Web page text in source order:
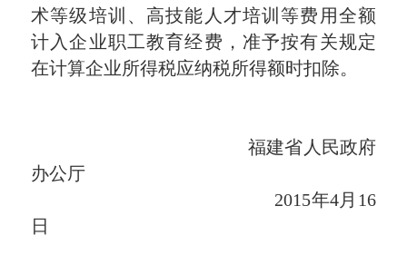
术等级培训、高技能人才培训等费用全额
计入企业职工教育经费，准予按有关规定
在计算企业所得税应纳税所得额时扣除。
福建省人民政府
办公厅
2015年4月16
日